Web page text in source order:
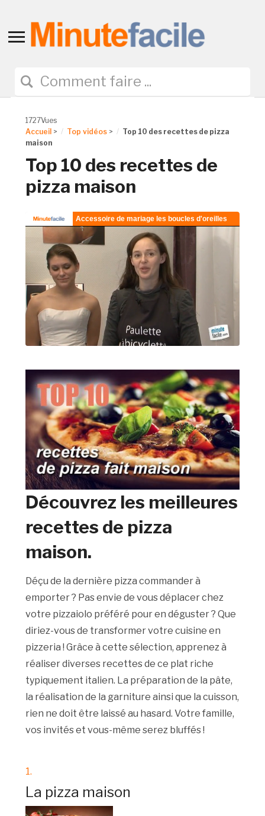
Toggle
navigation
1727Vues
Accueil > Top vidéos >
Top 10 des recettes de pizza
maison
Top 10 des recettes de
pizza maison
Découvrez les meilleures
recettes de pizza
maison.
Déçu de la dernière pizza commander à
emporter ? Pas envie de vous déplacer chez
votre pizzaiolo préféré pour en déguster ? Que
diriez-vous de transformer votre cuisine en
pizzeria ! Grâce à cette sélection, apprenez à
réaliser diverses recettes de ce plat riche
typiquement italien. La préparation de la pâte,
la réalisation de la garniture ainsi que la cuisson,
rien ne doit être laissé au hasard. Votre famille,
vos invités et vous-même serez bluffés !
1.
La pizza maison